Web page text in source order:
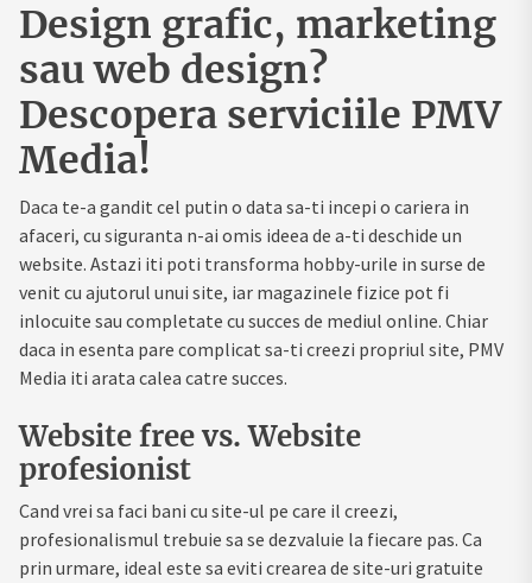
Design grafic, marketing
sau web design?
Descopera serviciile PMV
Media!
Daca te-a gandit cel putin o data sa-ti incepi o cariera in
afaceri, cu siguranta n-ai omis ideea de a-ti deschide un
website. Astazi iti poti transforma hobby-urile in surse de
venit cu ajutorul unui site, iar magazinele fizice pot fi
inlocuite sau completate cu succes de mediul online. Chiar
daca in esenta pare complicat sa-ti creezi propriul site, PMV
Media iti arata calea catre succes.
Website free vs. Website
profesionist
Cand vrei sa faci bani cu site-ul pe care il creezi,
profesionalismul trebuie sa se dezvaluie la fiecare pas. Ca
prin urmare, ideal este sa eviti crearea de site-uri gratuite